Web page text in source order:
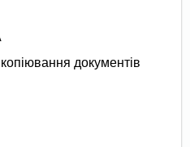
документів